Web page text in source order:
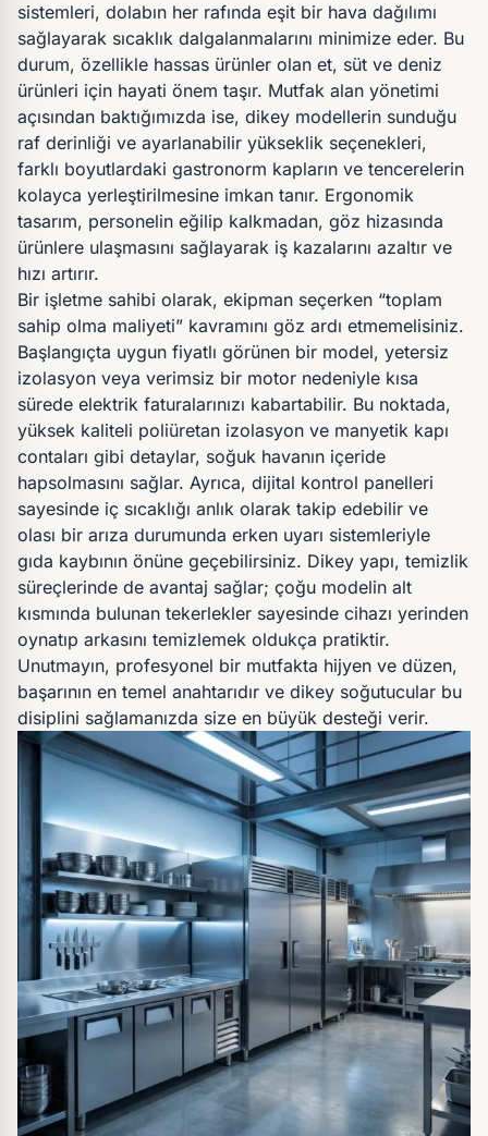
sistemleri, dolabın her rafında eşit bir hava dağılımı
sağlayarak sıcaklık dalgalanmalarını minimize eder. Bu
durum, özellikle hassas ürünler olan et, süt ve deniz
ürünleri için hayati önem taşır. Mutfak alan yönetimi
açısından baktığımızda ise, dikey modellerin sunduğu
raf derinliği ve ayarlanabilir yükseklik seçenekleri,
farklı boyutlardaki gastronorm kapların ve tencerelerin
kolayca yerleştirilmesine imkan tanır. Ergonomik
tasarım, personelin eğilip kalkmadan, göz hizasında
ürünlere ulaşmasını sağlayarak iş kazalarını azaltır ve
hızı artırır.
Bir işletme sahibi olarak, ekipman seçerken “toplam
sahip olma maliyeti” kavramını göz ardı etmemelisiniz.
Başlangıçta uygun fiyatlı görünen bir model, yetersiz
izolasyon veya verimsiz bir motor nedeniyle kısa
sürede elektrik faturalarınızı kabartabilir. Bu noktada,
yüksek kaliteli poliüretan izolasyon ve manyetik kapı
contaları gibi detaylar, soğuk havanın içeride
hapsolmasını sağlar. Ayrıca, dijital kontrol panelleri
sayesinde iç sıcaklığı anlık olarak takip edebilir ve
olası bir arıza durumunda erken uyarı sistemleriyle
gıda kaybının önüne geçebilirsiniz. Dikey yapı, temizlik
süreçlerinde de avantaj sağlar; çoğu modelin alt
kısmında bulunan tekerlekler sayesinde cihazı yerinden
oynatıp arkasını temizlemek oldukça pratiktir.
Unutmayın, profesyonel bir mutfakta hijyen ve düzen,
başarının en temel anahtarıdır ve dikey soğutucular bu
disiplini sağlamanızda size en büyük desteği verir.